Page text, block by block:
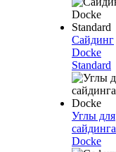
Сайдинг
Docke
Standard
Углы для
сайдинга
Docke